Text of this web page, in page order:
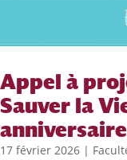
Appel à
Sauver la
anniversaire
17 février 2026 |